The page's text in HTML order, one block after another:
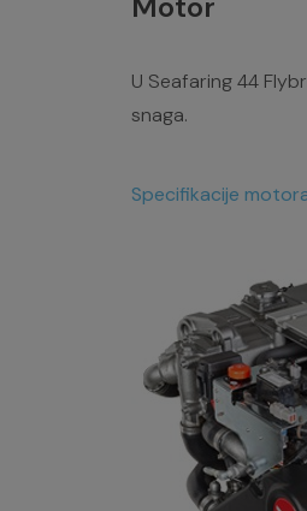
U Seafaring 44
snaga.
Specifikacije